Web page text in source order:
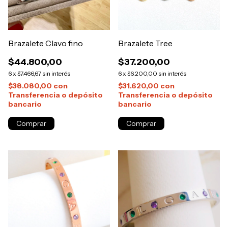
Brazalete Clavo fino
$44.800,00
6 x $7.466,67sin interés
$38.080,00 con
Transferencia o depósito
bancario
Comprar
Brazalete Tree
$37.200,00
6 x $6.200,00 sin interés
$31.620,00 con
Transferencia o depósito
bancario
Comprar